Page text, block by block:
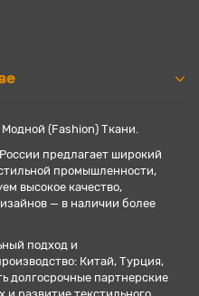
(Fashion) Ткани.
предлагает широкий
промышленности,
высокое качество,
— в наличии более
подход и
Китай, Турция,
долгосрочные партнерские